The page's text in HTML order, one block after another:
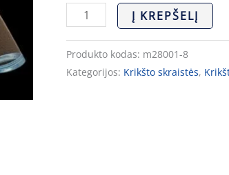
Į KREPŠELĮ
Produkto kodas: m28001-8
Kategorijos: Krikšto skraistės,